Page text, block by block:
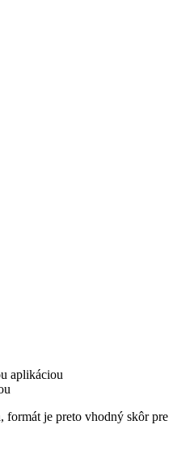
aplikáciou
je preto vhodný skôr pre